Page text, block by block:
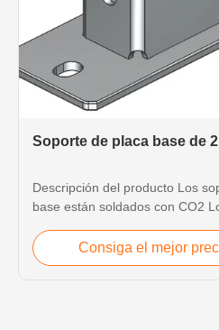
Soporte de placa base de
Descripción del producto Los
base están soldados con CO2
tratamiento de la superficie,
personalizados. Un agujero
Consiga el mejor